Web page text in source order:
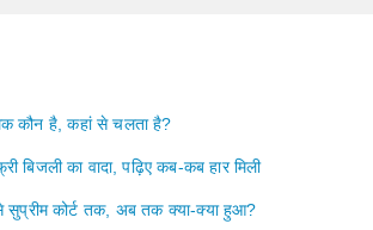
कौन है, कहां से चलता है?
बिजली का वादा, पढ़िए कब-कब हार मिली
कोर्ट तक, अब तक क्या-क्या हुआ?